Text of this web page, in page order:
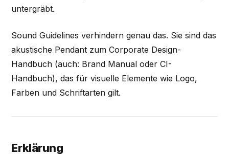
untergräbt.
Sound Guidelines verhindern genau das. Sie sind das
akustische Pendant zum Corporate Design-
Handbuch (auch: Brand Manual oder CI-
Handbuch), das für visuelle Elemente wie Logo,
Farben und Schriftarten gilt.
Erklärung